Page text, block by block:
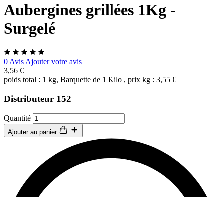
Aubergines grillées 1Kg -
Surgelé
0 Avis Ajouter votre avis
3,56 €
poids total : 1 kg, Barquette de 1 Kilo , prix kg : 3,55 €
Distributeur 152
Quantité
Ajouter au panier